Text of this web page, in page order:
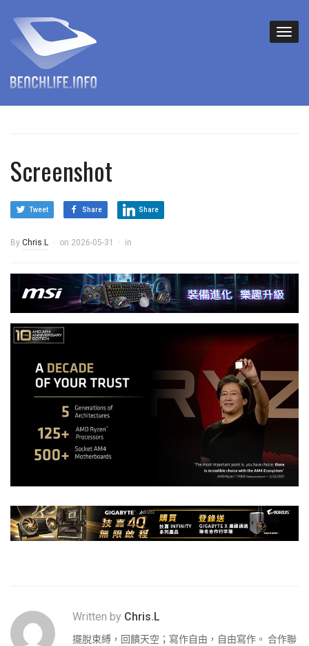
Screenshot
Tweet Share Share
By Chris.L on 2026-05-31 in
Written by Chris.L
擺脫束縛，回饋天空；寫作自由，自由寫作。 合作聯